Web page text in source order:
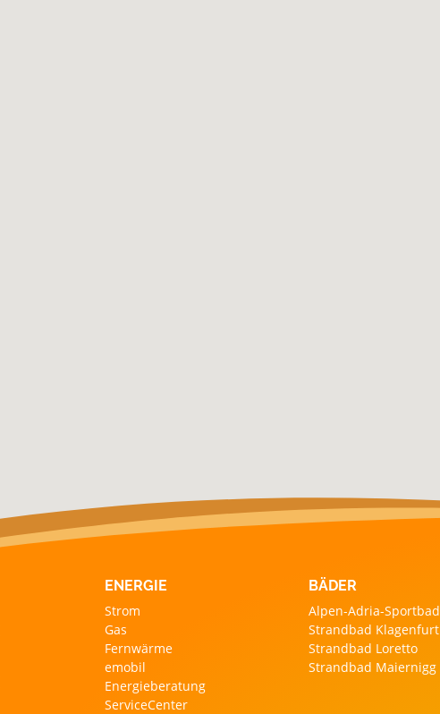
ENERGIE
Strom
Gas
Fernwärme
emobil
Energieberatung
ServiceCenter
BÄDER
Alpen-Adria-Sportbad
Strandbad Klagenfurt
Strandbad Loretto
Strandbad Maiernigg